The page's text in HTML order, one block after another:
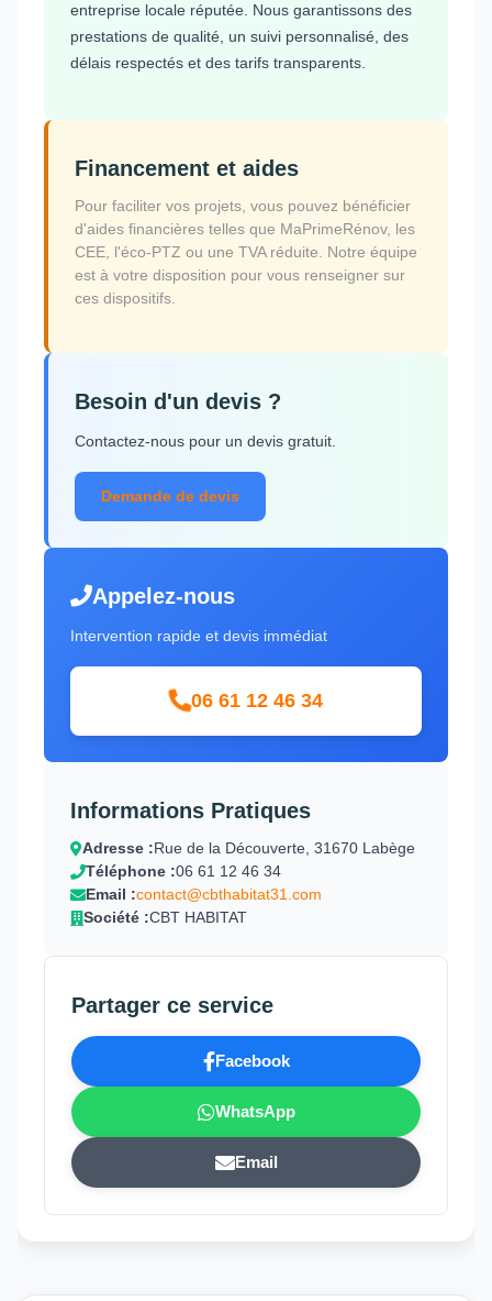
entreprise locale réputée. Nous garantissons des
prestations de qualité, un suivi personnalisé, des
délais respectés et des tarifs transparents.
Financement et aides
Pour faciliter vos projets, vous pouvez bénéficier
d'aides financières telles que MaPrimeRénov, les
CEE, l'éco-PTZ ou une TVA réduite. Notre équipe
est à votre disposition pour vous renseigner sur
ces dispositifs.
Besoin d'un devis ?
Contactez-nous pour un devis gratuit.
Demande de devis
Appelez-nous
Intervention rapide et devis immédiat
06 61 12 46 34
Informations Pratiques
Adresse :Rue de la Découverte, 31670 Labège
Téléphone :06 61 12 46 34
Email :contact@cbthabitat31.com
Société :CBT HABITAT
Partager ce service
Facebook
WhatsApp
Email